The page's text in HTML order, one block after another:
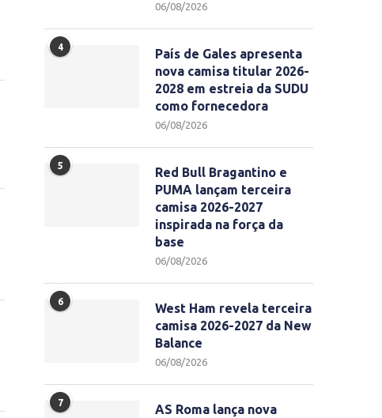
06/08/2026
4
País de Gales apresenta
nova camisa titular 2026-
2028 em estreia da SUDU
como fornecedora
06/08/2026
5
Red Bull Bragantino e
PUMA lançam terceira
camisa 2026-2027
inspirada na força da
base
06/08/2026
6
West Ham revela terceira
camisa 2026-2027 da New
Balance
06/08/2026
7
AS Roma lança nova